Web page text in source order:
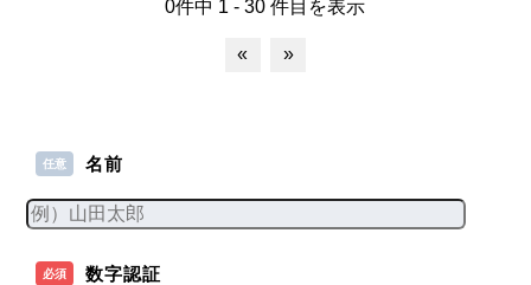
0件中 1 - 30 件目を表示
« »
任意 名前
必須 数字認証